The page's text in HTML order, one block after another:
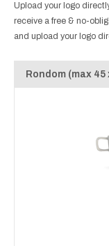
Upload your logo
receive a free & no-
and upload your logo
Rondom (max 45